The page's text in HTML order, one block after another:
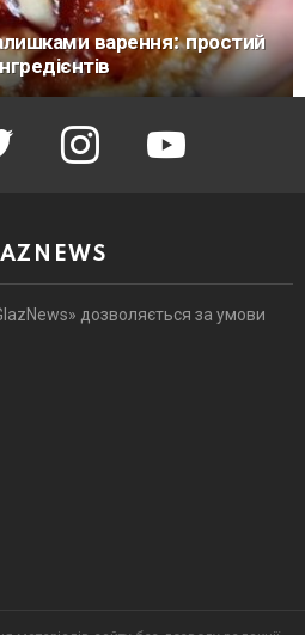
варення: простий
twitter instagram youtube
дозволяється за умови